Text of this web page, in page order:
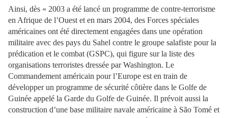
Ainsi, dès « 2003 a été lancé un programme de contre-terrorisme
en Afrique de l’Ouest et en mars 2004, des Forces spéciales
américaines ont été directement engagées dans une opération
militaire avec des pays du Sahel contre le groupe salafiste pour la
prédication et le combat (GSPC), qui figure sur la liste des
organisations terroristes dressée par Washington. Le
Commandement américain pour l’Europe est en train de
développer un programme de sécurité côtière dans le Golfe de
Guinée appelé la Garde du Golfe de Guinée. Il prévoit aussi la
construction d’une base militaire navale américaine à São Tomé et